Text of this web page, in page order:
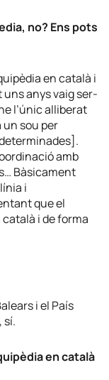
no? Ens pots
en català i
anys vaig ser-
l’únic alliberat
un sou per
amb
Bàsicament
i
que el
i de forma
i el País
sí.
en català